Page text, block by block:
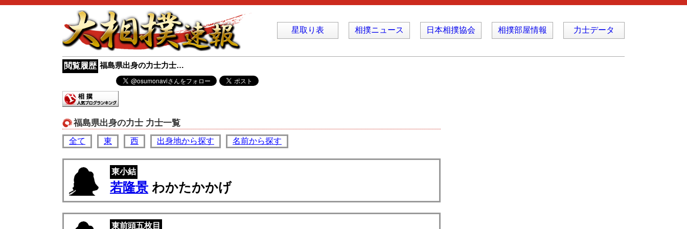
力士データ
相撲部屋情報
日本相撲協会
相撲ニュース
星取り表
閲覧履歴 福島県出身の力士力士…
福島県出身の力士 力士一覧
全て 東 西 出身地から探す 名前から探す
東小結
若隆景 わかたかかげ
東前頭五枚目